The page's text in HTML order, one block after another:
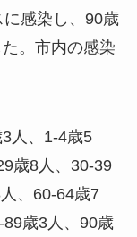
感染し、90歳
。市内の感染
人、1-4歳5
歳8人、30-39
、60-64歳7
89歳3人、90歳